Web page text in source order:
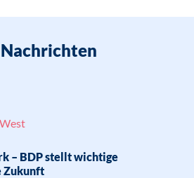
– BDP stellt wichtige
Zukunft